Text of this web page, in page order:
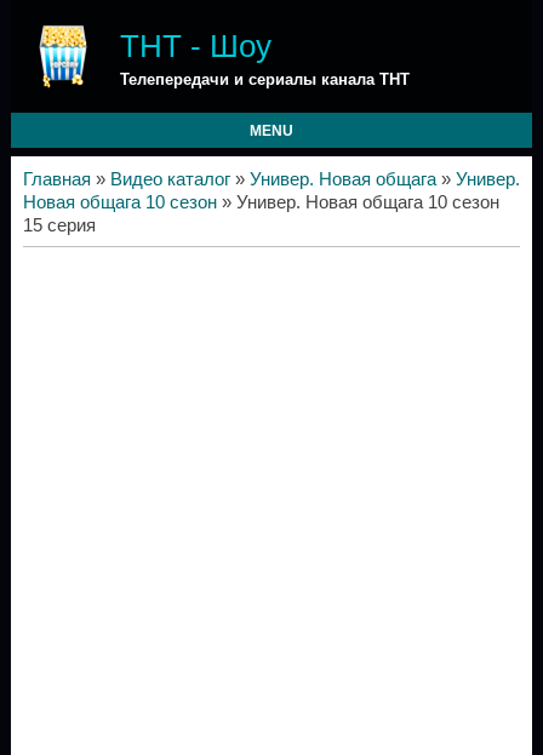
ТНТ - Шоу
Телепередачи и сериалы канала ТНТ
MENU
Главная » Видео каталог» Универ. Новая общага» Универ.
Новая общага 10 сезон» Универ. Новая общага 10 сезон
15 серия